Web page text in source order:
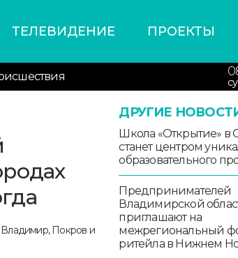
ТЕЛЕВИДЕНИЕ ПРОЕКТЫ
ДРУГИЕ
Школа «Открытие» в
станет центром
образовательного
Предпринимателей
Владимирской
приглашают на
межрегиональный
ритейла в Нижнем